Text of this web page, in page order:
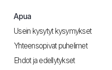
Apua
Usein kysytyt kysymykset
Yhteensopivat puhelimet
Ehdot ja edellytykset